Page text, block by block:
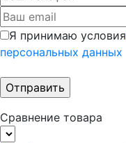
Я принимаю условия
персональных данных
Сравнение товара